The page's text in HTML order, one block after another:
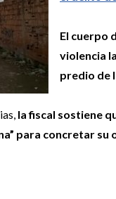
El cuerpo
violencia
predio de
la fiscal sostiene
para concretar su